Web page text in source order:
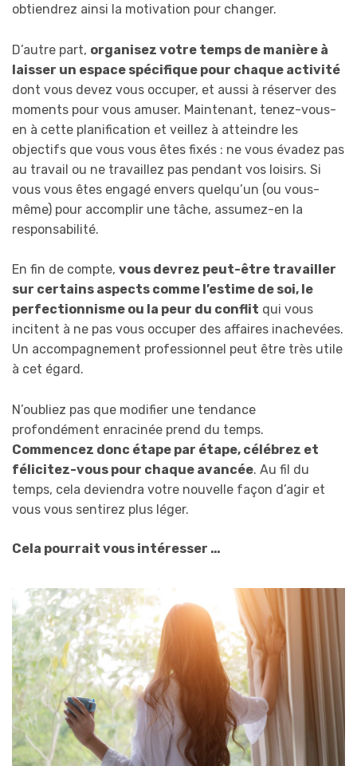
obtiendrez ainsi la motivation pour changer.
D’autre part, organisez votre temps de manière à
laisser un espace spécifique pour chaque activité
dont vous devez vous occuper, et aussi à réserver des
moments pour vous amuser. Maintenant, tenez-vous-
en à cette planification et veillez à atteindre les
objectifs que vous vous êtes fixés : ne vous évadez pas
au travail ou ne travaillez pas pendant vos loisirs. Si
vous vous êtes engagé envers quelqu’un (ou vous-
même) pour accomplir une tâche, assumez-en la
responsabilité.
En fin de compte, vous devrez peut-être travailler
sur certains aspects comme l’estime de soi, le
perfectionnisme ou la peur du conflit qui vous
incitent à ne pas vous occuper des affaires inachevées.
Un accompagnement professionnel peut être très utile
à cet égard.
N’oubliez pas que modifier une tendance
profondément enracinée prend du temps.
Commencez donc étape par étape, célébrez et
félicitez-vous pour chaque avancée. Au fil du
temps, cela deviendra votre nouvelle façon d’agir et
vous vous sentirez plus léger.
Cela pourrait vous intéresser …